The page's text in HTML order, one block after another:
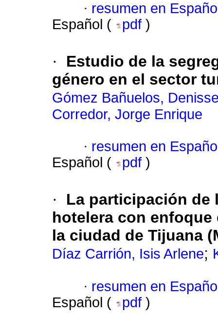
· resumen en
Español (
pdf )
·
Estudio de la
género en el sector
Gómez Bañuelos,
Corredor, Jorge Enrique
· resumen en
Español (
pdf )
·
La participación de
hotelera con
la ciudad de Tijuana
Díaz Carrión, Isis Arlene;
· resumen en
Español (
pdf )